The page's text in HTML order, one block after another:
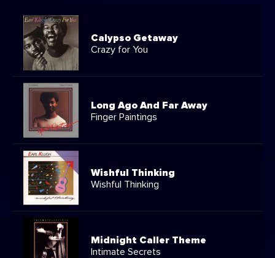
Calypso Getaway
Crazy for You
Long Ago And Far Away
Finger Paintings
Wishful Thinking
Wishful Thinking
Midnight Caller Theme
Intimate Secrets